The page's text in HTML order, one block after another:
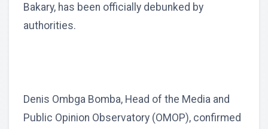
Bakary, has been officially debunked by
authorities.
Denis Ombga Bomba, Head of the Media and
Public Opinion Observatory (OMOP), confirmed